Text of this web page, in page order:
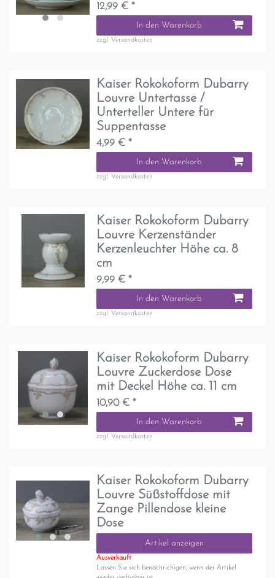
12,99 € *
In den Warenkorb
zzgl. Versandkosten
Kaiser Rokokoform Dubarry
Louvre Untertasse /
Unterteller Untere für
Suppentasse
4,99 € *
In den Warenkorb
zzgl. Versandkosten
Kaiser Rokokoform Dubarry
Louvre Kerzenständer
Kerzenleuchter Höhe ca. 8
cm
9,99 € *
In den Warenkorb
zzgl. Versandkosten
Kaiser Rokokoform Dubarry
Louvre Zuckerdose Dose
mit Deckel Höhe ca. 11 cm
10,90 € *
In den Warenkorb
zzgl. Versandkosten
Kaiser Rokokoform Dubarry
Louvre Süßstoffdose mit
Zange Pillendose kleine
Dose
Artikel anzeigen
Ausverkauft
Lassen Sie sich benachrichigen, wenn der Artikel